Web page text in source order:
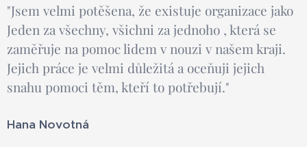
"Jsem velmi potěšena, že existuje organizace jako
Jeden za všechny, všichni za jednoho , která se
zaměřuje na pomoc lidem v nouzi v našem kraji.
Jejich práce je velmi důležitá a oceňuji jejich
snahu pomoci těm, kteří to potřebují."
Hana Novotná